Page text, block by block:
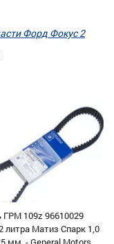
Форд Фокус 2
ГРМ 109z 96610029
литра Матиз Спарк 1,0